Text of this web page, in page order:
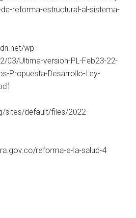
reforma-estructural-al-sistema-
wp-
03/Ultima-version-PL-Feb23-22-
Propuesta-Desarrollo-Ley-
sites/default/files/2022-
reforma-a-la-salud-4